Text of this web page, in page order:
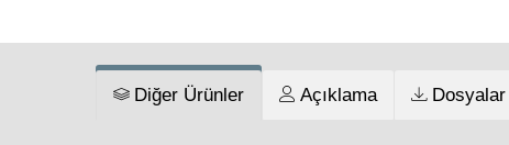
Diğer Ürünler Açıklama Dosyalar